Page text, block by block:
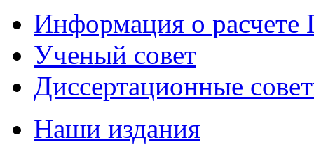
Информация о
Ученый совет
Диссертационные
Наши издания